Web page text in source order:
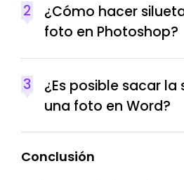
2
¿Cómo hacer
foto en Photoshop?
3
¿Es posible sacar la
una foto en Word?
Conclusión